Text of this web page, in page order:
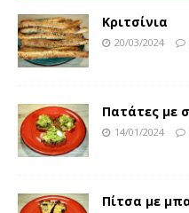
Κριτσίνια
20/03/2024
Πατάτες με
14/01/2024
Πίτσα με